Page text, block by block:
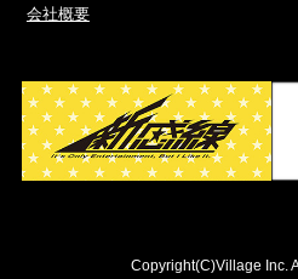
会社概要
Copyright(C)Village Inc.